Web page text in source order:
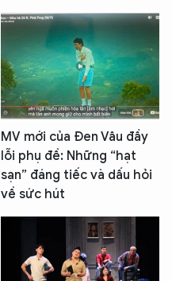
MV mới của Đen Vâu đầy
lỗi phụ đề: Những “hạt
sạn” đáng tiếc và dấu hỏi
về sức hút